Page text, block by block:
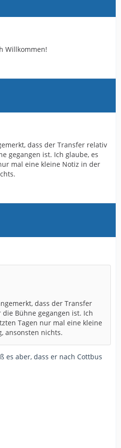
Willkommen!
dass der Transfer relativ
gegangen ist. Ich glaube, es
mal eine kleine Notiz in der
dass der Transfer
Bühne gegangen ist. Ich
Tagen nur mal eine kleine
ansonsten nichts.
es aber, dass er nach Cottbus